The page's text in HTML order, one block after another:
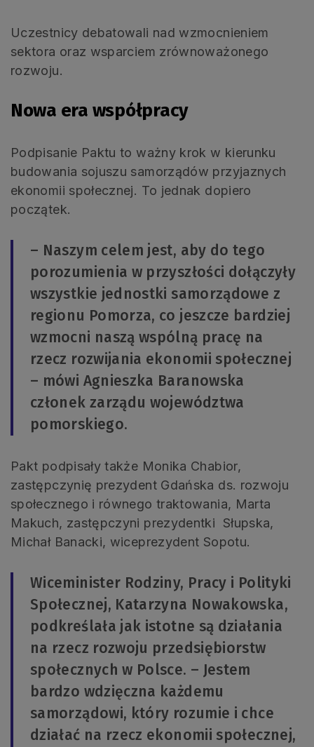
Uczestnicy debatowali nad wzmocnieniem
sektora oraz wsparciem zrównoważonego
rozwoju.
Nowa era współpracy
Podpisanie Paktu to ważny krok w kierunku
budowania sojuszu samorządów przyjaznych
ekonomii społecznej. To jednak dopiero
początek.
– Naszym celem jest, aby do tego
porozumienia w przyszłości dołączyły
wszystkie jednostki samorządowe z
regionu Pomorza, co jeszcze bardziej
wzmocni naszą wspólną pracę na
rzecz rozwijania ekonomii społecznej
– mówi Agnieszka Baranowska
członek zarządu województwa
pomorskiego.
Pakt podpisały także Monika Chabior,
zastępczynię prezydent Gdańska ds. rozwoju
społecznego i równego traktowania, Marta
Makuch, zastępczyni prezydentki Słupska,
Michał Banacki, wiceprezydent Sopotu.
Wiceminister Rodziny, Pracy i Polityki
Społecznej, Katarzyna Nowakowska,
podkreślała jak istotne są działania
na rzecz rozwoju przedsiębiorstw
społecznych w Polsce. – Jestem
bardzo wdzięczna każdemu
samorządowi, który rozumie i chce
działać na rzecz ekonomii społecznej,